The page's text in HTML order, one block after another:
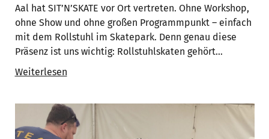
Aal hat SIT’N’SKATE vor Ort vertreten. Ohne Workshop,
ohne Show und ohne großen Programmpunkt – einfach
mit dem Rollstuhl im Skatepark. Denn genau diese
Präsenz ist uns wichtig: Rollstuhlskaten gehört…
Weiterlesen